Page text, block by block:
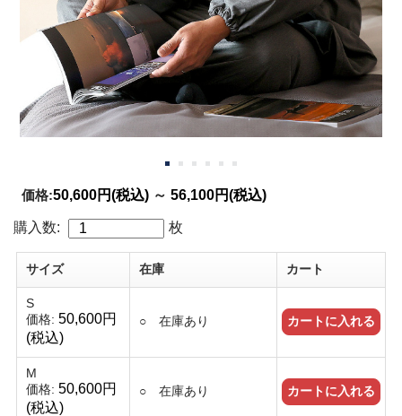
価格:50,600円(税込) ～ 56,100円(税込)
購入数: 枚
サイズ 在庫 カート
S
価格: 50,600円
(税込)
○ 在庫あり
M
価格: 50,600円
(税込)
○ 在庫あり